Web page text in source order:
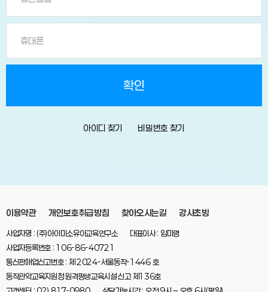
아이디 찾기 비밀번호 찾기
이용약관 개인보호취급방침 찾아오시는길 강사초빙
사업자명 : (주)아이미소유아교육연구소
대표이사 : 임미령
사업자등록번호 : 106-86-40721
통신판매업신고번호 : 제 2024-서울동작-1446 호
동작관악교육지원청 원격평생교육시설 신고 제136호